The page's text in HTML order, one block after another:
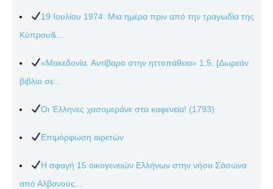
19 Ιουλίου 1974: Μια ημέρα πριν από την τραγωδία της
Κύπρου&...
«Μακεδονία. Αντίβαρο στην ηττοπάθεια» 1.5. [Δωρεάν
βιβλίο σε...
Οι Έλληνες χασομεράνε στα καφενεία! (1793)
Επιμόρφωση αιρετών
Η σφαγή 15 οικογενειών Ελλήνων στην νήσο Σάσωνα
από Αλβανούς...